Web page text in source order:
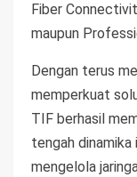
Fiber
maupun
Dengan terus
memperkuat
TIF berhasil
tengah
mengelola